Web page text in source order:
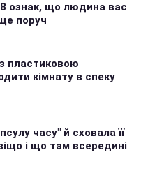
ознак, що людина вас
поруч
пластиковою
кімнату в спеку
часу" й сховала її
і що там всередині